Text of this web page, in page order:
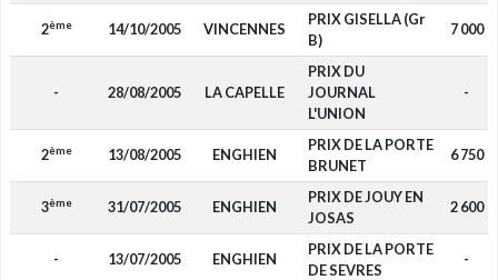
2ème 14/10/2005 VINCENNES
PRIX GISELLA (Gr
B)
7 000
- 28/08/2005 LA CAPELLE
PRIX DU
JOURNAL
L'UNION
-
2ème 13/08/2005 ENGHIEN
PRIX DE LA PORTE
BRUNET
6 750
3ème 31/07/2005 ENGHIEN
PRIX DE JOUY EN
JOSAS
2 600
- 13/07/2005 ENGHIEN
PRIX DE LA PORTE
DE SEVRES
-